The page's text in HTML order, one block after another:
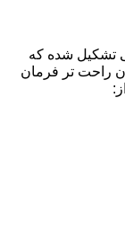
تشکیل شده که
راحت تر فرمان